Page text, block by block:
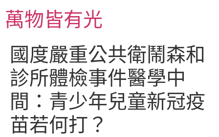
主萬物皆有光
國度嚴重公共衛鬧森和
診所體檢事件醫學中
間：青少年兒童新冠疫
苗若何打？